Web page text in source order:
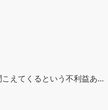
えてくるという不利益ある